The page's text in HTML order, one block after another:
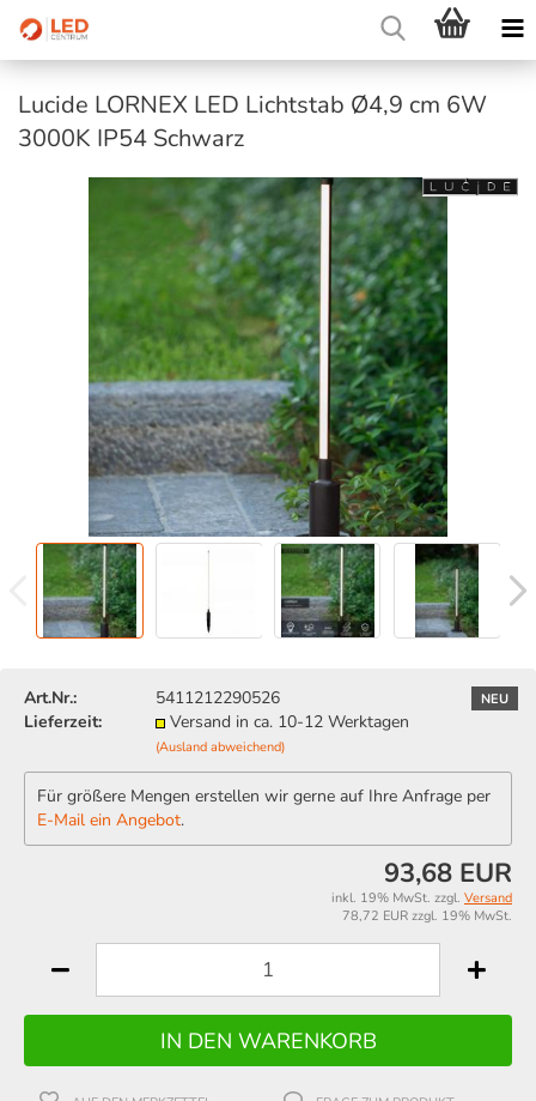
Lucide LORNEX LED Lichtstab Ø4,9 cm 6W
3000K IP54 Schwarz
NEU
Art.Nr.:
5411212290526
Lieferzeit:
Versand in ca. 10-12 Werktagen
(Ausland abweichend)
Für größere Mengen erstellen wir gerne auf Ihre Anfrage per
E-Mail ein Angebot.
93,68 EUR
inkl. 19% MwSt. zzgl. Versand
78,72 EUR zzgl. 19% MwSt.